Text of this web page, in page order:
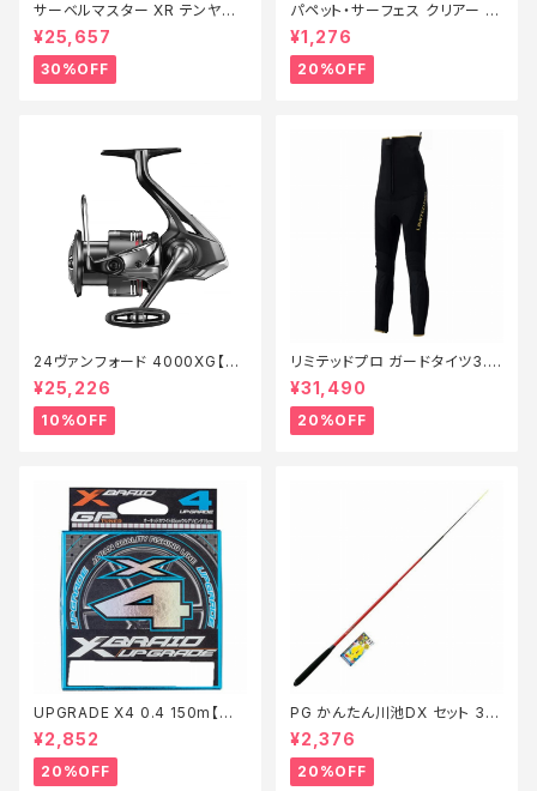
サーベルマスター XR テンヤ
73MH 185R【特価ロッド】【30】
¥25,657
30%OFF
パペット・サーフェス クリアー 0
1【特価ルアー】【20】
¥1,276
20%OFF
24ヴァンフォード 4000XG【継
続セール_リール】【10】
¥25,226
10%OFF
リミテッドプロ ガードタイツ3.0
FI−540X 黒 LB【特価装備】【2
0】
¥31,490
20%OFF
UPGRADE X4 0.4 150m【特
価仕掛】【20】
¥2,852
20%OFF
PG かんたん川池DX セット 36
0【特価セット】【20】
¥2,376
20%OFF